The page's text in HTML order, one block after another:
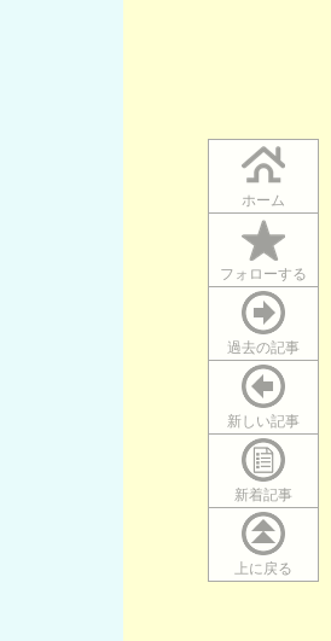
ホーム
フォローする
過去の記事
新しい記事
新着記事
上に戻る